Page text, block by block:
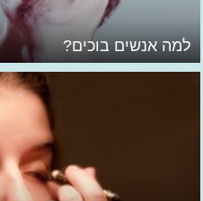
למה אנשים בוכים?